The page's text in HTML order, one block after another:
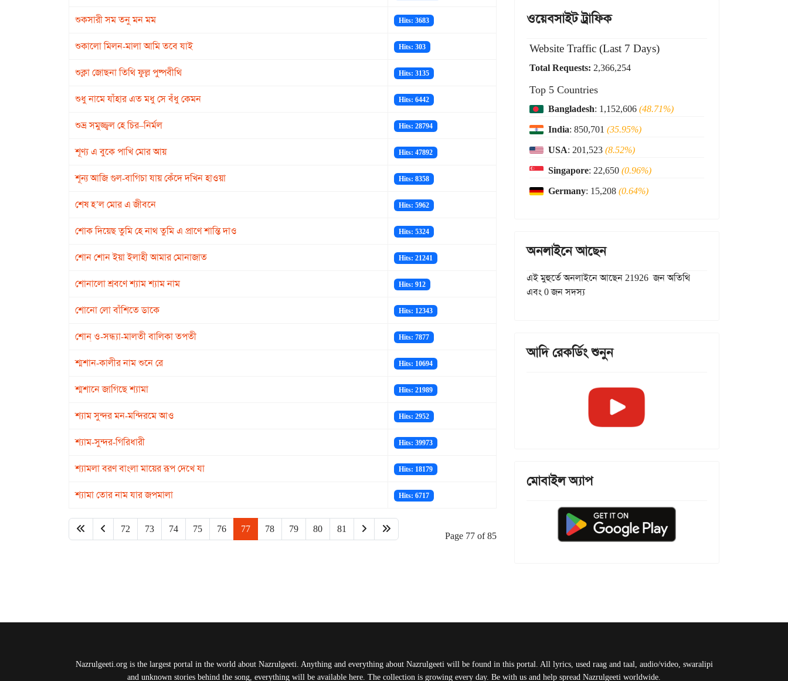
শুকসারী সম তনু মন মম Hits: 3683
শুকালো মিলন-মালা আমি তবে যাই Hits: 303
শুক্লা জোছনা তিথি ফুল্ল পুষ্পবীথি Hits: 3135
শুধু নামে যাঁহার এত মধু সে বঁধু কেমন Hits: 6442
শুভ্র সমুজ্জ্বল হে চির–নির্মল Hits: 28794
শূণ্য এ বুকে পাখি মোর আয় Hits: 47892
শূন্য আজি গুল-বাগিচা যায় কেঁদে দখিন হাওয়া Hits: 8358
শেষ হ’ল মোর এ জীবনে Hits: 5962
শোক দিয়েছ তুমি হে নাথ তুমি এ প্রাণে শান্তি দাও Hits: 5324
শোন শোন ইয়া ইলাহী আমার মোনাজাত Hits: 21241
শোনালো শ্রবণে শ্যাম শ্যাম নাম Hits: 912
শোনো লো বাঁশিতে ডাকে Hits: 12343
শোন্ ও-সন্ধ্যা-মালতী বালিকা তপতী Hits: 7877
শ্মশান-কালীর নাম শুনে রে Hits: 10694
শ্মশানে জাগিছে শ্যামা Hits: 21989
শ্যাম সুন্দর মন-মন্দিরমে আও Hits: 2952
শ্যাম-সুন্দর-গিরিধারী Hits: 39973
শ্যামলা বরণ বাংলা মায়ের রূপ দেখে যা Hits: 18179
শ্যামা তোর নাম যার জপমালা Hits: 6717
72 73 74 75 76 77 78 79 80 81
Page 77 of 85
ওয়েবসাইট ট্রাফিক
Website Traffic (Last 7 Days)
Total Requests: 2,366,254
Top 5 Countries
Bangladesh: 1,152,606(48.71%)
India: 850,701 (35.95%)
USA: 201,523(8.52%)
Singapore: 22,650(0.96%)
Germany: 15,208(0.64%)
অনলাইনে আছেন
এই মুহুর্তে অনলাইনে আছেন 21926 জন অতিথি
এবং 0 জন সদস্য
আদি রেকর্ডিং শুনুন
মোবাইল অ্যাপ
Nazrulgeeti.org is the largest portal in the world about Nazrulgeeti. Anything and everything about Nazrulgeeti will be found in this portal. All lyrics, used raag and taal, audio/video, swaralipi
and unknown stories behind the song, everything will be available here. The collection is growing every day. Be with us and help spread Nazrulgeeti worldwide.